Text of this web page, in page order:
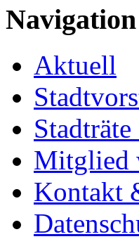
Navigation
Aktuell
Mitglied
Kontakt